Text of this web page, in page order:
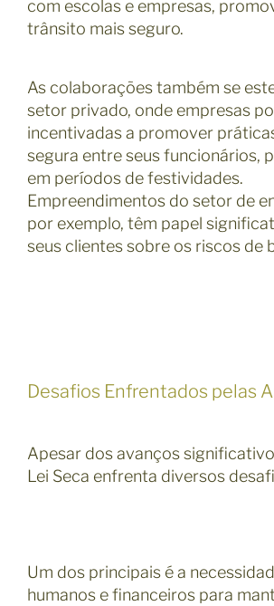
com escolas e empresas,
trânsito mais seguro.
As colaborações também se
setor privado, onde empresas
incentivadas a promover
segura entre seus funcionários,
em períodos de festividades.
Empreendimentos do setor de
por exemplo, têm papel
seus clientes sobre os riscos de
Desafios Enfrentados pelas
Apesar dos avanços
Lei Seca enfrenta diversos
Um dos principais é a
humanos e financeiros para